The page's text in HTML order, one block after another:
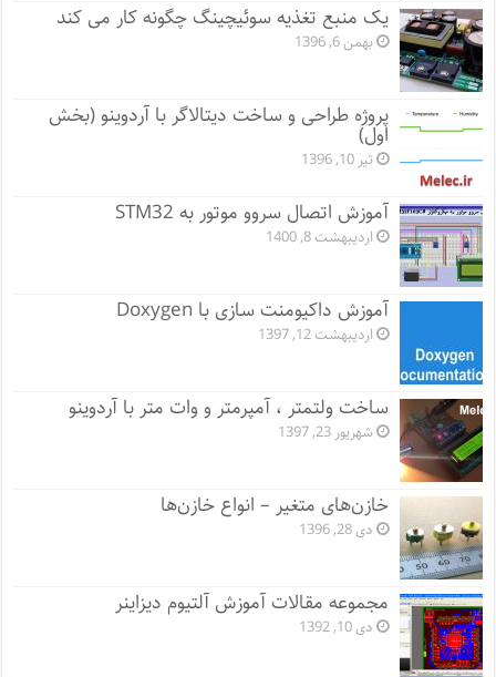
یک منبع تغذیه سوئیچینگ چگونه کار می کند
بهمن 6, 1396
پروژه طراحی و ساخت دیتالاگر با آردوینو (بخش
اول)
تیر 10, 1396
آموزش اتصال سروو موتور به STM32
اردیبهشت 8, 1400
آموزش داکیومنت سازی با Doxygen
اردیبهشت 12, 1397
ساخت ولتمتر ، آمپرمتر و وات متر با آردوینو
شهریور 23, 1397
خازن‌های متغیر – انواع خازن‌ها
دی 28, 1396
مجموعه مقالات آموزش آلتیوم دیزاینر
دی 10, 1392